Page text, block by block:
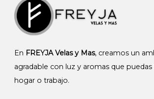
En FREYJA Velas y Mas, creamos un
agradable con luz y aromas que puedas
hogar o trabajo.